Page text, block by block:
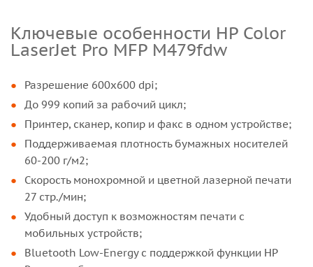
Ключевые особенности HP Color
LaserJet Pro MFP M479fdw
Разрешение 600x600 dpi;
До 999 копий за рабочий цикл;
Принтер, сканер, копир и факс в одном устройстве;
Поддерживаемая плотность бумажных носителей
60-200 г/м2;
Скорость монохромной и цветной лазерной печати
27 стр./мин;
Удобный доступ к возможностям печати с
мобильных устройств;
Bluetooth Low-Energy с поддержкой функции HP